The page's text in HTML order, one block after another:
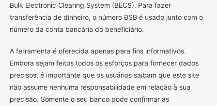
Bulk Electronic Clearing System (BECS). Para fazer
transferência de dinheiro, o número BSB é usado junto com o
número da conta bancária do beneficiário.
A ferramenta é oferecida apenas para fins informativos.
Embora sejam feitos todos os esforços para fornecer dados
precisos, é importante que os usuários saibam que este site
não assume nenhuma responsabilidade em relação à sua
precisão. Somente o seu banco pode confirmar as